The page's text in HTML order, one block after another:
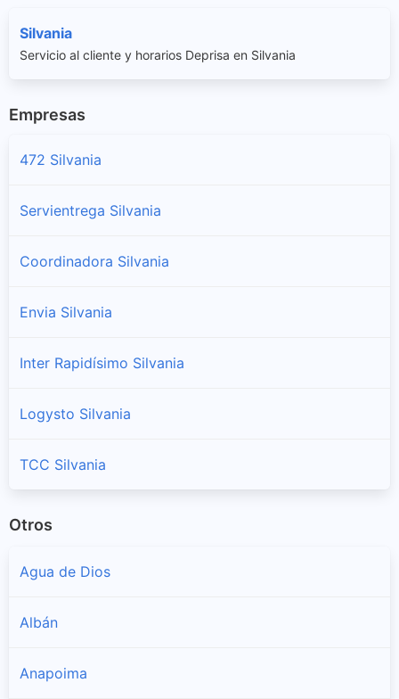
Silvania
Servicio al cliente y horarios Deprisa en Silvania
Empresas
472 Silvania
Servientrega Silvania
Coordinadora Silvania
Envia Silvania
Inter Rapidísimo Silvania
Logysto Silvania
TCC Silvania
Otros
Agua de Dios
Albán
Anapoima